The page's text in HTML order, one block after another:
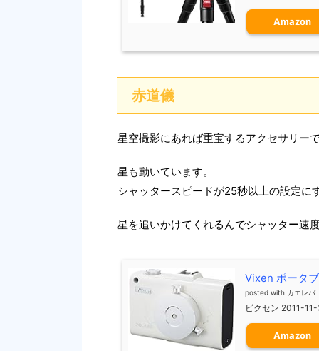
Amazon
赤道儀
星空撮影にあれば重宝するアクセサリーで
星も動いています。
シャッタースピードが25秒以上の設定に
星を追いかけてくれるんでシャッター速
Vixen ポータ
posted with カエレバ
ビクセン 2011-
Amazon